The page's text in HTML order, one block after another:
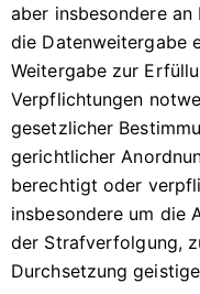
aber insbesondere
die Datenweitergabe
Weitergabe zur
Verpflichtungen
gesetzlicher
gerichtlicher
berechtigt oder
insbesondere um die
der Strafverfolgung,
Durchsetzung